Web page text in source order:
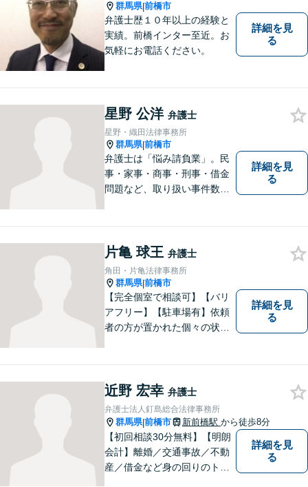
群馬県|前橋市
弁護士歴１０年以上の経験と
実績。前橋インター至近。お
気軽にお電話ください。
詳細を見
る
星野 公洋 弁護士
星野・織田法律事務所
群馬県|前橋市
弁護士は「悩み請負業」。民
事・家事・商事・刑事・借金
問題など、取り扱い事件数も
ので、相談すべきかどうかで
迷わずにお気軽にご相談くだ
さい。
詳細を見
る
片亀 球王 弁護士
角田・片亀法律事務所
群馬県|前橋市
【完全個室で相談可】【バリ
アフリー】【駐車場有】依頼
者の方が置かれた個々の状況
士、税理士等他の専門職と連
携し、最善の方法で解決する
ことを目指します。
詳細を見
る
近野 宏幸 弁護士
弁護士法人釘島総合法律事務所
群馬県|前橋市 新前橋駅 から徒歩8分
【初回相談30分無料】【明朗
会計】離婚／交通事故／不動
産／借金など身の回りのトラ
詳細を見
る